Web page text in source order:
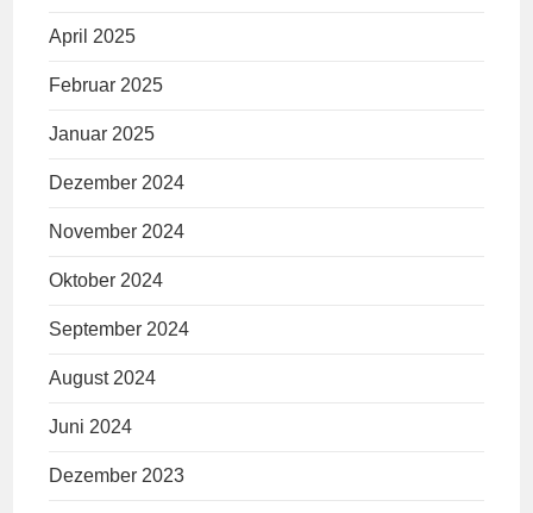
April 2025
Februar 2025
Januar 2025
Dezember 2024
November 2024
Oktober 2024
September 2024
August 2024
Juni 2024
Dezember 2023